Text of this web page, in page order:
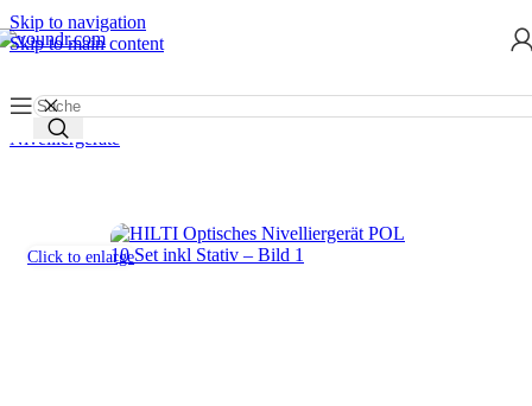
Skip to navigation
Skip to main content
Start/ Werkzeug mieten/ Messgeräte & Scanner/ Optisches
Nivelliergeräte
Click to enlarge